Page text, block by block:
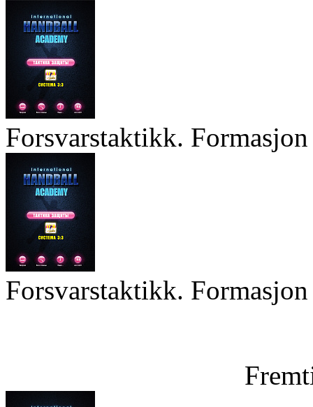
Forsvarstaktikk.
Forsvarstaktikk.